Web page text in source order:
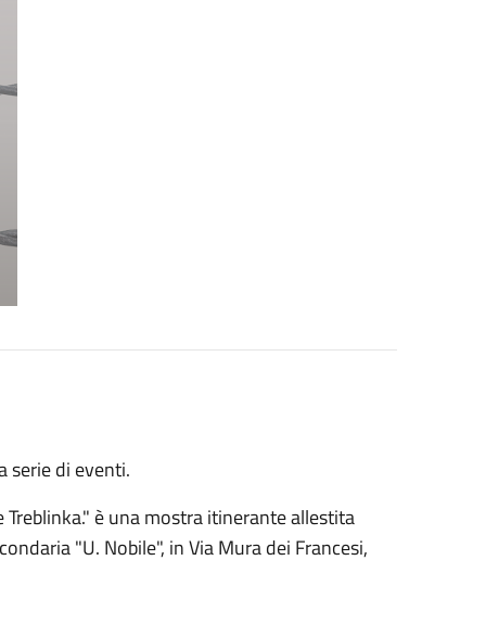
serie di eventi.
è una mostra itinerante allestita
"U. Nobile", in Via Mura dei Francesi,